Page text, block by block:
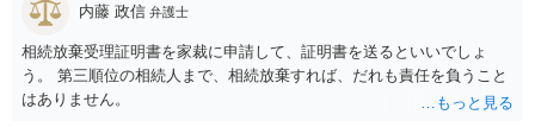
内藤 政信 弁護士
相続放棄受理証明書を家裁に申請して、証明書を送るといいでしょ
う。 第三順位の相続人まで、相続放棄すれば、だれも責任を負うこと
はありません。